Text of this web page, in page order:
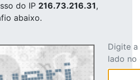
do IP 216.73.216.31,
abaixo.
Digite
lado no